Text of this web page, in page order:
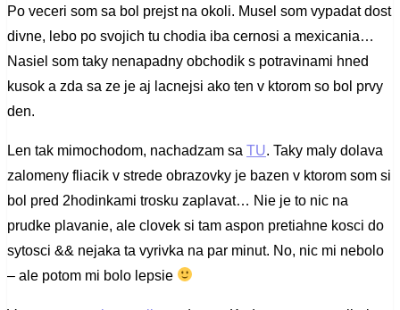
Po veceri som sa bol prejst na okoli. Musel som vypadat dost
divne, lebo po svojich tu chodia iba cernosi a mexicania…
Nasiel som taky nenapadny obchodik s potravinami hned
kusok a zda sa ze je aj lacnejsi ako ten v ktorom so bol prvy
den.
Len tak mimochodom, nachadzam sa TU. Taky maly dolava
zalomeny fliacik v strede obrazovky je bazen v ktorom som si
bol pred 2hodinkami trosku zaplavat… Nie je to nic na
prudke plavanie, ale clovek si tam aspon pretiahne kosci do
sytosci && nejaka ta vyrivka na par minut. No, nic mi nebolo
– ale potom mi bolo lepsie